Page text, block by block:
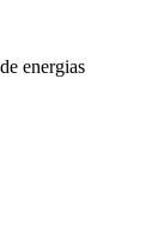
energias